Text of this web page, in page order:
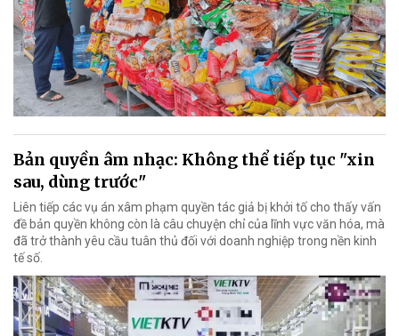
Bản quyền âm nhạc: Không thể tiếp tục "xin
sau, dùng trước"
Liên tiếp các vụ án xâm phạm quyền tác giả bị khởi tố cho thấy vấn
đề bản quyền không còn là câu chuyện chỉ của lĩnh vực văn hóa, mà
đã trở thành yêu cầu tuân thủ đối với doanh nghiệp trong nền kinh
tế số.